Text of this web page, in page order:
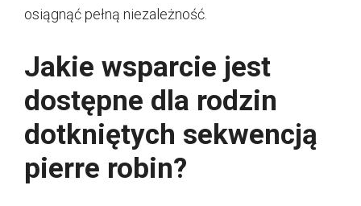
osiągnąć pełną niezależność.
Jakie wsparcie jest
dostępne dla rodzin
dotkniętych sekwencją
pierre robin?